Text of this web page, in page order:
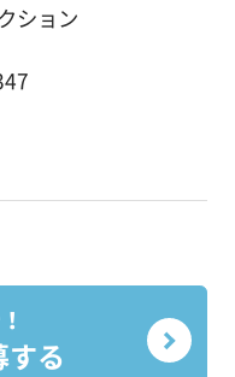
ション
する